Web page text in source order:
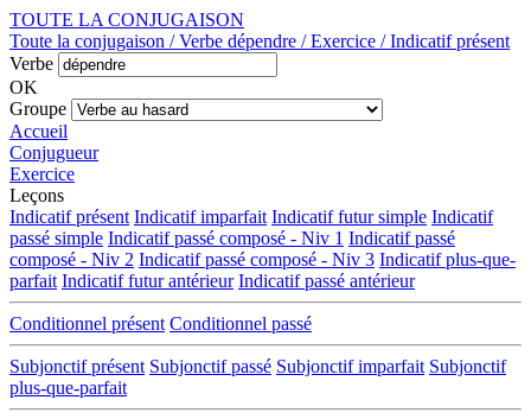
TOUTE LA CONJUGAISON
Toute la conjugaison / Verbe dépendre / Exercice / Indicatif présent
Verbe
OK
Groupe
Accueil
Conjugueur
Exercice
Leçons
Indicatif présent Indicatif imparfait Indicatif futur simple Indicatif
passé simple Indicatif passé composé - Niv 1 Indicatif passé
composé - Niv 2 Indicatif passé composé - Niv 3 Indicatif plus-que-
parfait Indicatif futur antérieur Indicatif passé antérieur
Conditionnel présent Conditionnel passé
Subjonctif présent Subjonctif passé Subjonctif imparfait Subjonctif
plus-que-parfait